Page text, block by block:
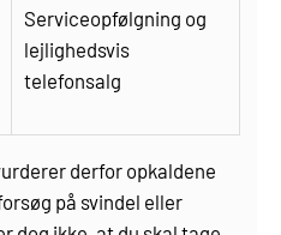
Serviceopfølgning og
lejlighedsvis
telefonsalg
derfor opkaldene
på svindel eller